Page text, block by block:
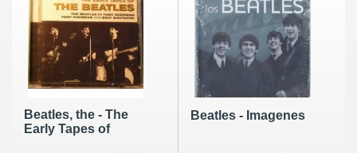
Beatles, the - The
Early Tapes of
Beatles - Imagenes